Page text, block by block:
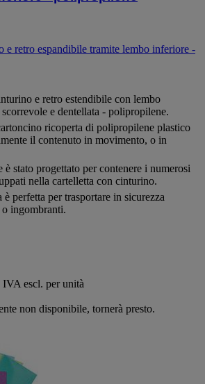
e retro espandibile tramite lembo inferiore -
e retro estendibile con lembo
e dentellata - polipropilene.
ricoperta di polipropilene plastico
il contenuto in movimento, o in
stato progettato per contenere i numerosi
nella cartelletta con cinturino.
è perfetta per trasportare in sicurezza
ingombranti.
IVA escl. per unità
non disponibile, tornerà presto.